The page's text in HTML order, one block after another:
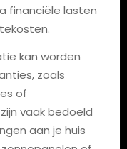
financiële lasten
kan worden
zoals
of
vaak bedoeld
aan je huis